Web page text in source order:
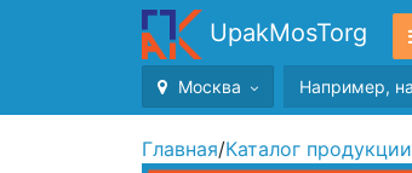
UpakMosTorg
Москва
Главная/Каталог продукции